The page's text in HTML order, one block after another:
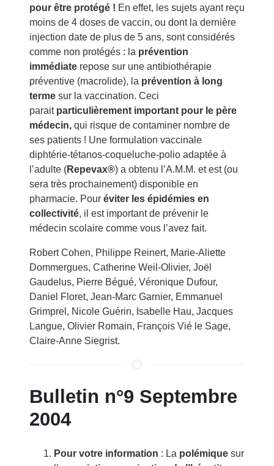
pour être protégé ! En effet, les sujets ayant reçu
moins de 4 doses de vaccin, ou dont la dernière
injection date de plus de 5 ans, sont considérés
comme non protégés : la prévention
immédiate repose sur une antibiothérapie
préventive (macrolide), la prévention à long
terme sur la vaccination. Ceci
parait particulièrement important pour le père
médecin, qui risque de contaminer nombre de
ses patients ! Une formulation vaccinale
diphtérie-tétanos-coqueluche-polio adaptée à
l’adulte (Repevax®) a obtenu l’A.M.M. et est (ou
sera très prochainement) disponible en
pharmacie. Pour éviter les épidémies en
collectivité, il est important de prévenir le
médecin scolaire comme vous l’avez fait.
Robert Cohen, Philippe Reinert, Marie-Aliette
Dommergues, Catherine Weil-Olivier, Joël
Gaudelus, Pierre Bégué, Véronique Dufour,
Daniel Floret, Jean-Marc Garnier, Emmanuel
Grimprel, Nicole Guérin, Isabelle Hau, Jacques
Langue, Olivier Romain, François Vié le Sage,
Claire-Anne Siegrist.
Bulletin n°9 Septembre
2004
Pour votre information : La polémique sur